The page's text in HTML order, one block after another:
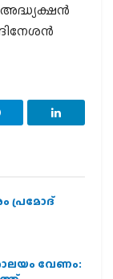
അദ്ധ്യക്ഷൻ
പ്രമോദ്
വേണം: